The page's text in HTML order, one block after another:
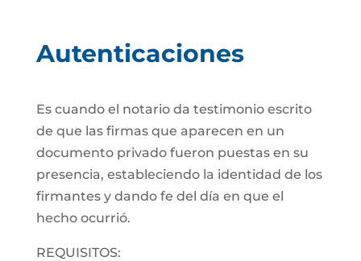
Autenticaciones
Es cuando el notario da testimonio escrito
de que las firmas que aparecen en un
documento privado fueron puestas en su
presencia, estableciendo la identidad de los
firmantes y dando fe del día en que el
hecho ocurrió.
REQUISITOS: